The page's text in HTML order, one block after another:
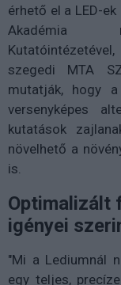
érhető el a LED-
Akadémia
szegedi MTA
mutatják, hogy a
versenyképes
kutatások
növelhető a
is.
Optimalizált
igényei
"Mi a Lediumnál
egy teljes,